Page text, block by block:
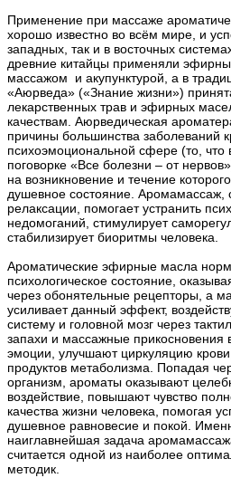
Применение при массаже
хорошо известно во всём мире, и
западных, так и в восточных
древние китайцы применяли
массажом и акупунктурой, а в
«Аюрведа» («Знание жизни»)
лекарственных трав и эфирных
качествам. Аюрведическая
причины большинства заболеваний
психоэмоциональной сфере (то, что
поговорке «Все болезни – от
на возникновение и течение
душевное состояние. Аромамассаж,
релаксации, помогает устранить
недомоганий, стимулирует
стабилизирует биоритмы человека.
Ароматические эфирные масла
психологическое состояние,
через обонятельные рецепторы, а
усиливает данный эффект,
систему и головной мозг через
запахи и массажные
эмоции, улучшают циркуляцию
продуктов метаболизма. Попадая
организм, ароматы оказывают
воздействие, повышают чувство
качества жизни человека, помогая
душевное равновесие и покой.
наиглавнейшая задача
считается одной из наиболее
методик.